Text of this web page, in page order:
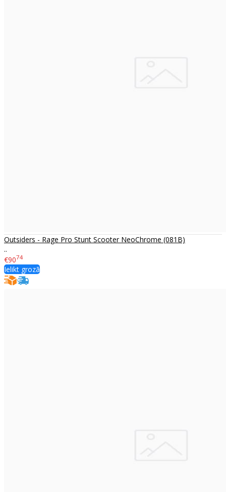
Outsiders - Rage Pro Stunt Scooter NeoChrome (081B)
..
€9074
Ielikt grozā